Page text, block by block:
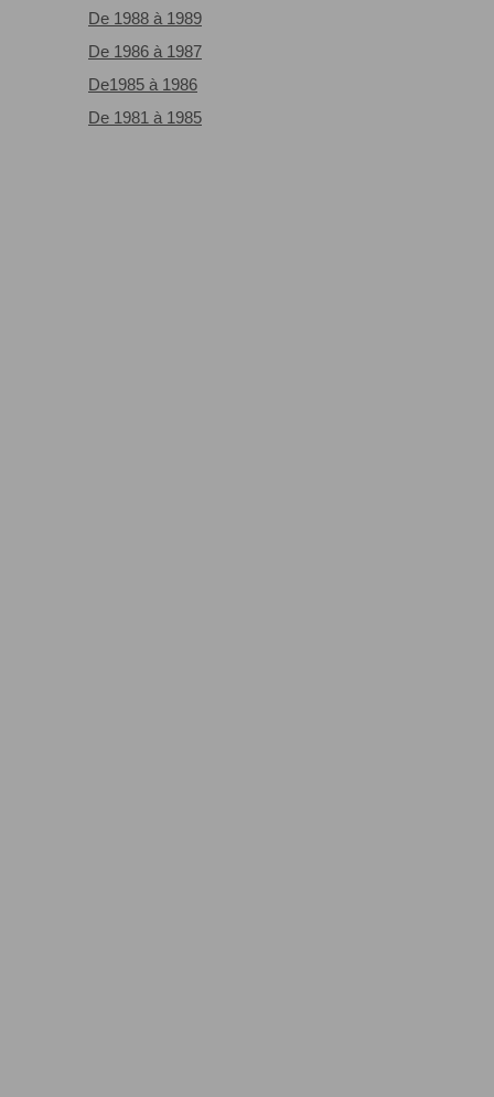
De 1988 à 1989
De 1986 à 1987
De1985 à 1986
De 1981 à 1985